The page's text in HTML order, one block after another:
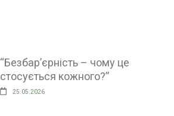
“Безбар’єрність – чому це
стосується кожного?”
25.05.2026